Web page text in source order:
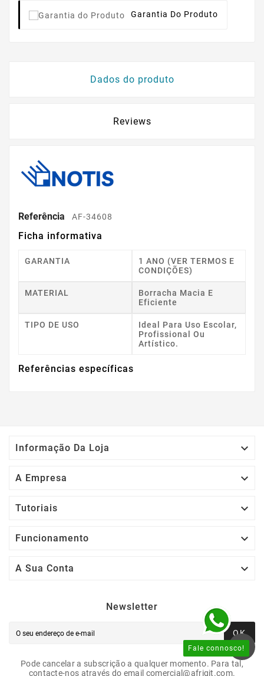
Garantia Do Produto
Dados do produto
Reviews
Referência AF-34608
Ficha informativa
GARANTIA
1 ANO (VER TERMOS E
CONDIÇÕES)
MATERIAL
Borracha Macia E
Eficiente
TIPO DE USO
Ideal Para Uso Escolar,
Profissional Ou
Artístico.
Referências específicas
Informação Da Loja 
A Empresa 
Tutoriais 
Funcionamento 
A Sua Conta 
Newsletter
OK
Pode cancelar a subscrição a qualquer momento. Para tal,
contacte-nos através do email comercial@afrigit.com.
Fale connosco!